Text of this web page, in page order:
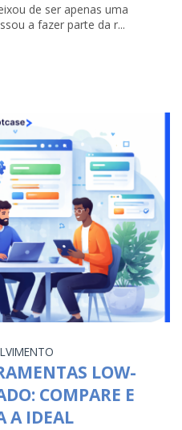
de ser apenas uma
a fazer parte da r...
LOW-
COMPARE E
A IDEAL